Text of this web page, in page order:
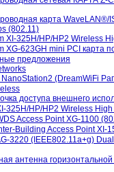
карта WaveLAN®/
(802.11)
XI-325H/HP/HP2 Wireless
XG-623GH mini PCI карта
предложения
(DreamWiFi
доступа внешнего
325H/HP/HP2 Wireless
Access Point XG-1100
Building Access Point XI-
3220 (IEEE802.11a+g)
антенна